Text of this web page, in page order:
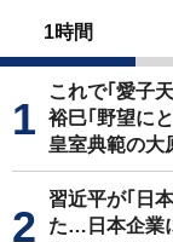
1時間
これで｢愛子
裕巳｢野望に
皇室典範の大
習近平が｢日
た…日本企業